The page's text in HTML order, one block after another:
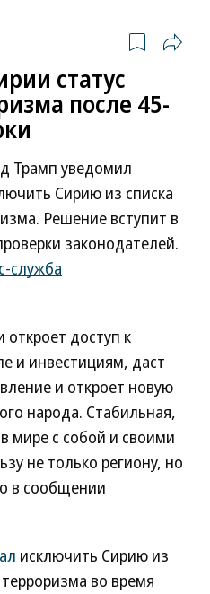
статус
после 45-
Трамп уведомил
Сирию из списка
Решение вступит в
законодателей.
служба
откроет доступ к
и инвестициям, даст
и откроет новую
народа. Стабильная,
мире с собой и своими
не только региону, но
в сообщении
исключить Сирию из
во время